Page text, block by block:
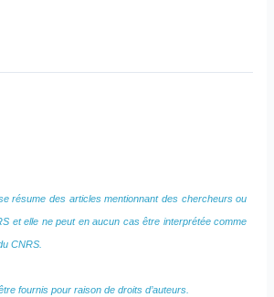
résume des articles mentionnant des chercheurs ou
et elle ne peut en aucun cas être interprétée comme
CNRS.
fournis pour raison de droits d’auteurs.